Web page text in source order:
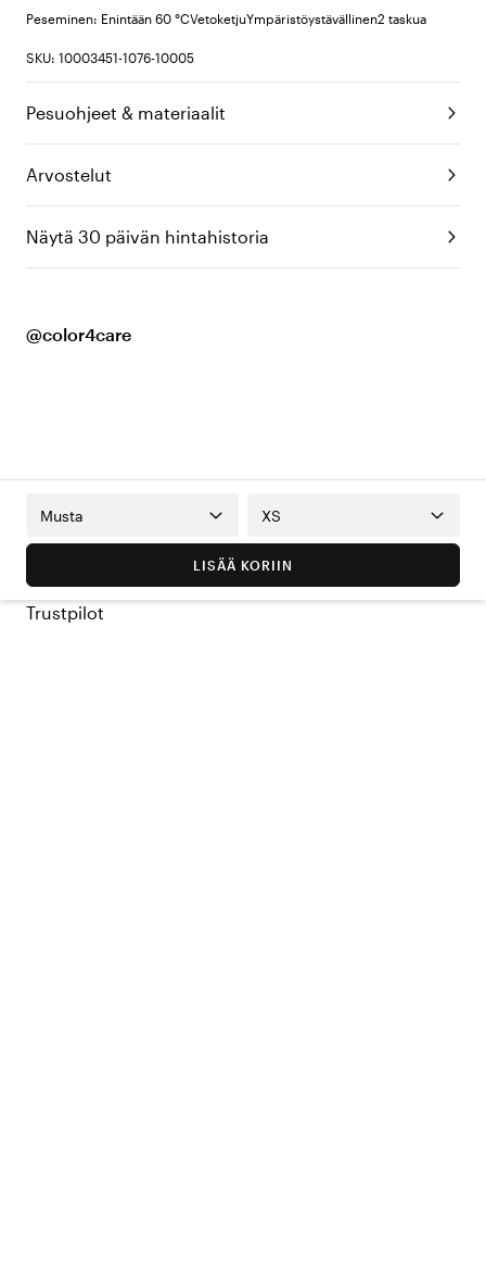
Peseminen: Enintään 60 °CVetoketjuYmpäristöystävällinen2 taskua
SKU: 10003451-1076-10005
Pesuohjeet & materiaalit
Arvostelut
Näytä 30 päivän hintahistoria
@color4care
Musta XS
LISÄÄ KORIIN
Trustpilot